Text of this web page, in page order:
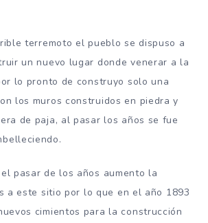
terremoto el pueblo se dispuso a
un nuevo lugar donde venerar a la
lo pronto de construyo solo una
los muros construidos en piedra y
de paja, al pasar los años se fue
pasar de los años aumento la
a este sitio por lo que en el año 1893
cimientos para la construcción